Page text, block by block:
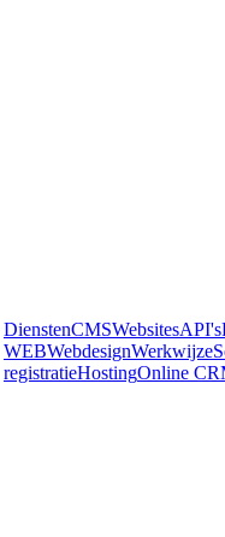
DienstenCMSWebsitesAPI's
WEBWebdesignWerkwijze
registratieHostingOnline